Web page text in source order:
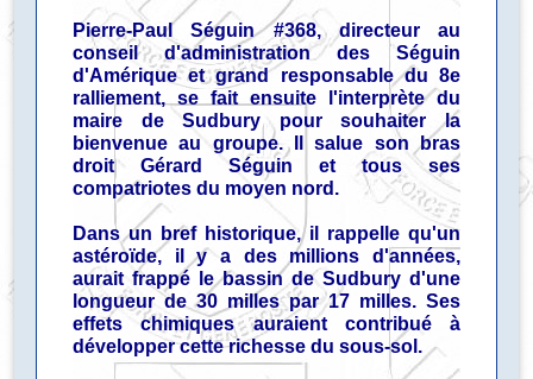
Pierre-Paul Séguin #368, directeur au
conseil d'administration des Séguin
d'Amérique et grand responsable du 8e
ralliement, se fait ensuite l'interprète du
maire de Sudbury pour souhaiter la
bienvenue au groupe. Il salue son bras
droit Gérard Séguin et tous ses
compatriotes du moyen nord.
Dans un bref historique, il rappelle qu'un
astéroïde, il y a des millions d'années,
aurait frappé le bassin de Sudbury d'une
longueur de 30 milles par 17 milles. Ses
effets chimiques auraient contribué à
développer cette richesse du sous-sol.